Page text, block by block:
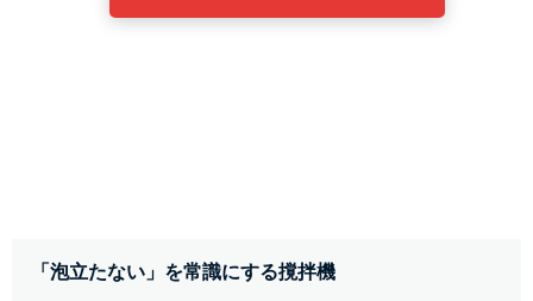
「泡立たない」を常識にする撹拌機